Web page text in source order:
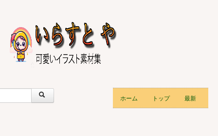
ホーム トップ 最新